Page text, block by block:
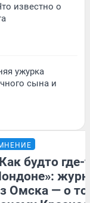
известно о
ужурка
сына и
будто где-
Омска — о